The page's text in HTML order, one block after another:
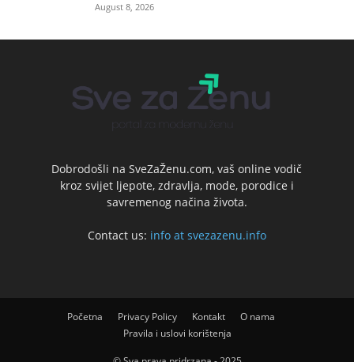
August 8, 2026
Dobrodošli na SveZaŽenu.com, vaš online vodič
kroz svijet ljepote, zdravlja, mode, porodice i
savremenog načina života.
Contact us: info at svezazenu.info
Početna Privacy Policy Kontakt
O nama
Pravila i uslovi korištenja